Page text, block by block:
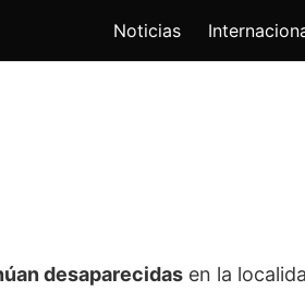
Noticias
desaparecidas en la